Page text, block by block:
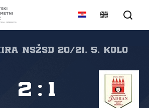
NSŽSD 20/21, 5. kolo
2 : 1